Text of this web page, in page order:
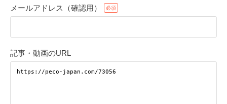
メールアドレス（確認用）
記事・動画のURL
アプリで開く